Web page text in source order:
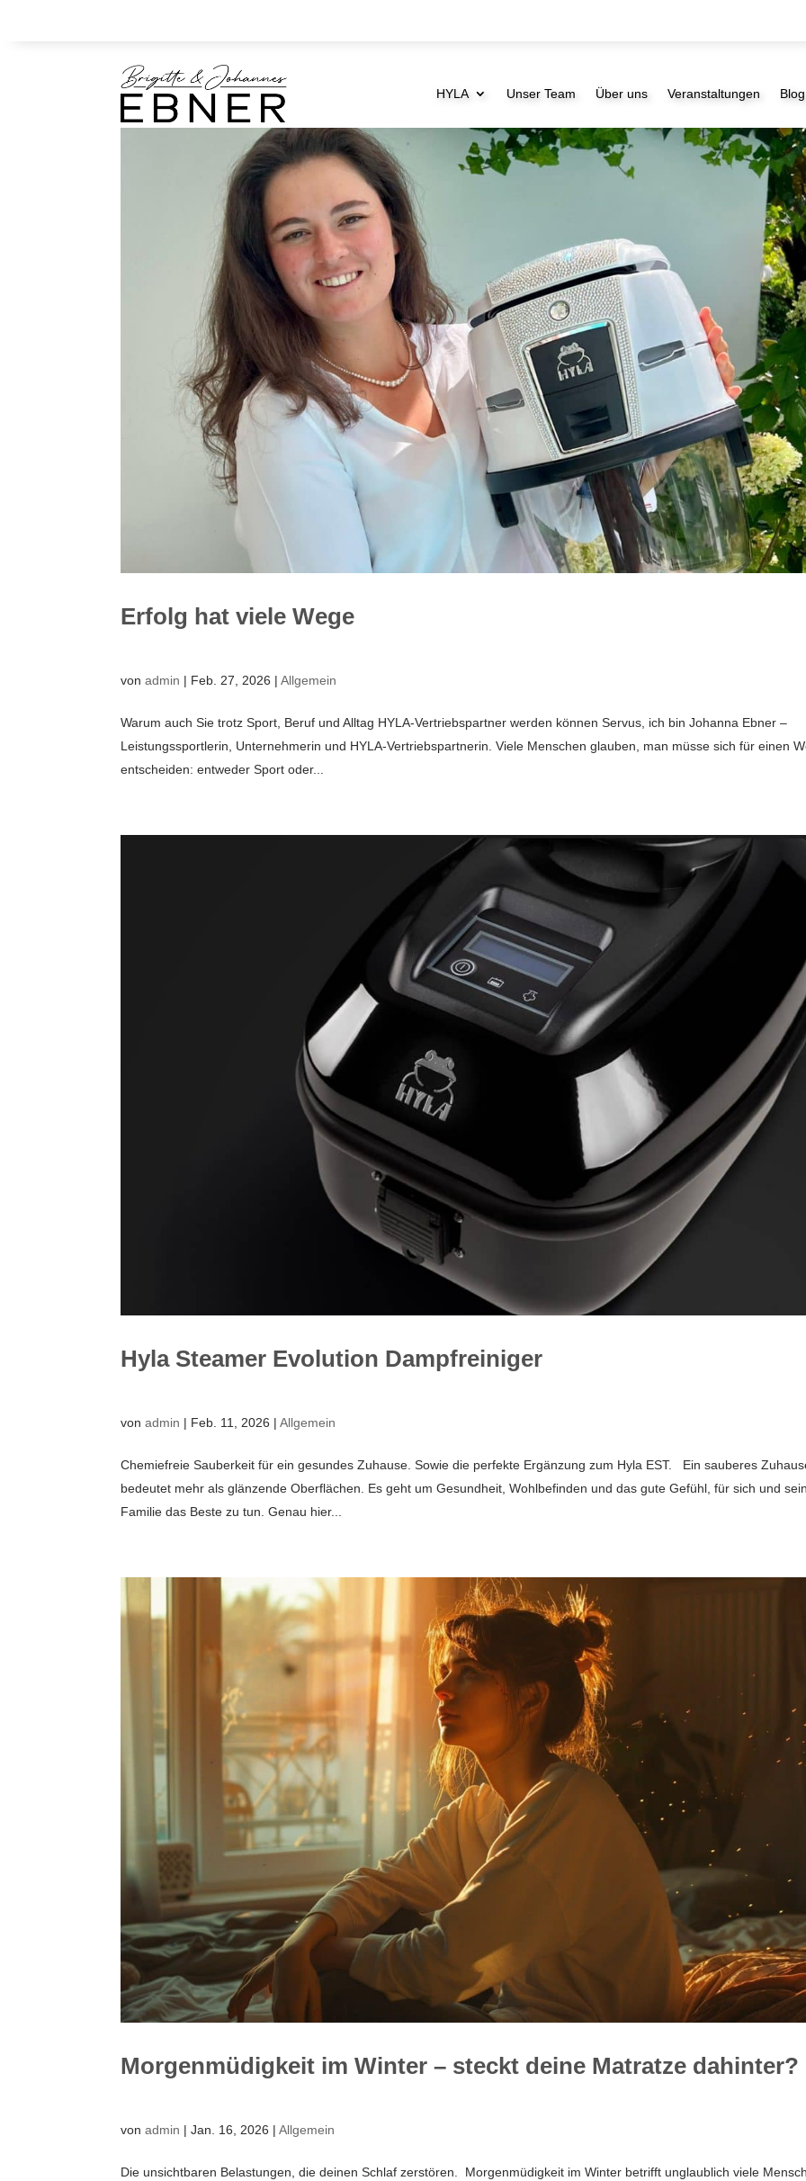
HYLA Unser Team Über uns Veranstaltungen Blog
Erfolg hat viele Wege
vonadmin | Feb. 27, 2026 |Allgemein
Warum auch Sie trotz Sport, Beruf und Alltag HYLA-Vertriebspartner werden können Servus, ich bin Johanna Ebner –
Leistungssportlerin, Unternehmerin und HYLA-Vertriebspartnerin. Viele Menschen glauben, man müsse sich für einen
entscheiden: entweder Sport oder...
Hyla Steamer Evolution Dampfreiniger
vonadmin | Feb. 11, 2026 |Allgemein
Chemiefreie Sauberkeit für ein gesundes Zuhause. Sowie die perfekte Ergänzung zum Hyla EST. Ein sauberes
bedeutet mehr als glänzende Oberflächen. Es geht um Gesundheit, Wohlbefinden und das gute Gefühl, für sich und
Familie das Beste zu tun. Genau hier...
Morgenmüdigkeit im Winter – steckt deine Matratze dahinter?
vonadmin |Jan. 16, 2026 |Allgemein
Die unsichtbaren Belastungen, die deinen Schlaf zerstören. Morgenmüdigkeit im Winter betrifft unglaublich viele